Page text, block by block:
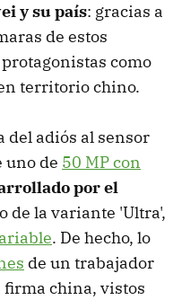
y su país: gracias a
de estos
como
territorio chino.
del adiós al sensor
uno de 50 MP con
por el
de la variante 'Ultra',
. De hecho, lo
de un trabajador
firma china, vistos